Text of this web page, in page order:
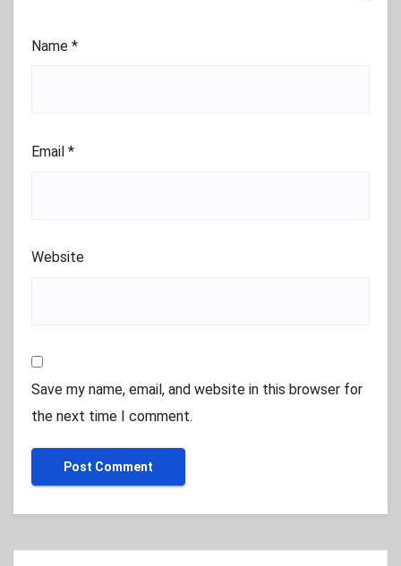
Name *
Email *
Website
Save my name, email, and website in this browser for
the next time I comment.